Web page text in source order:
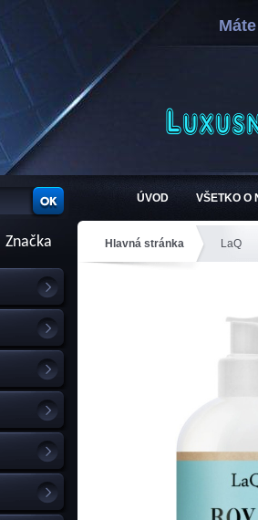
ÚVOD VŠETKO O
Značka Hlavná stránka LaQ